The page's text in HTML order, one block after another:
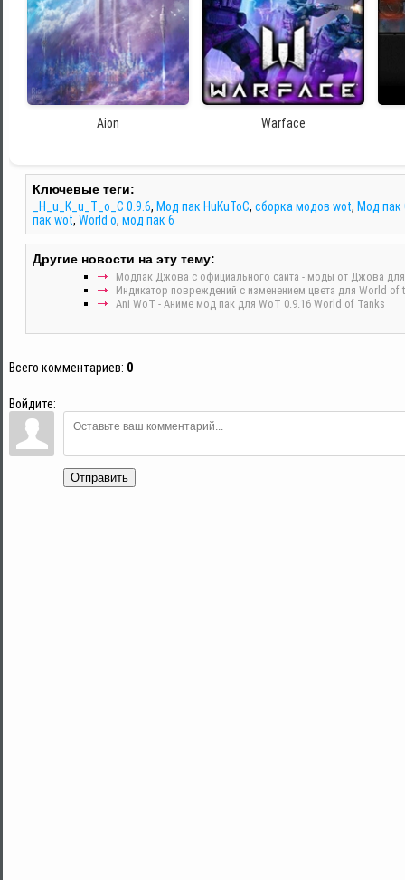
Aion Warface
Ключевые теги:
_H_u_K_u_T_o_C 0.9.6, Мод пак HuKuToC, сборка модов wot, Мод пак
пак wot, World o, мод пак 6
Другие новости на эту тему:
Модпак Джова с официального сайта - моды от Джова для
Индикатор повреждений с изменением цвета для World of
Ani WoT - Аниме мод пак для WoT 0.9.16 World of Tanks
Всего комментариев: 0
Войдите:
Отправить